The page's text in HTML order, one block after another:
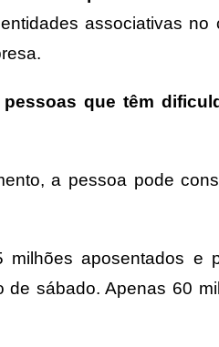
associativas no
que têm
a pessoa pode
aposentados e
sábado. Apenas 60